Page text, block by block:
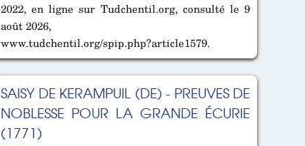
2022, en ligne sur Tudchentil.org, consulté le 9
août 2026,
www.tudchentil.org/spip.php?article1579.
SAISY DE KERAMPUIL (DE) - PREUVES DE
NOBLESSE POUR LA GRANDE ÉCURIE
(1771)